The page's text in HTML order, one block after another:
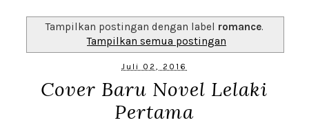
Tampilkan postingan dengan label romance.
Tampilkan semua postingan
Juli 02, 2016
Cover Baru Novel Lelaki
Pertama